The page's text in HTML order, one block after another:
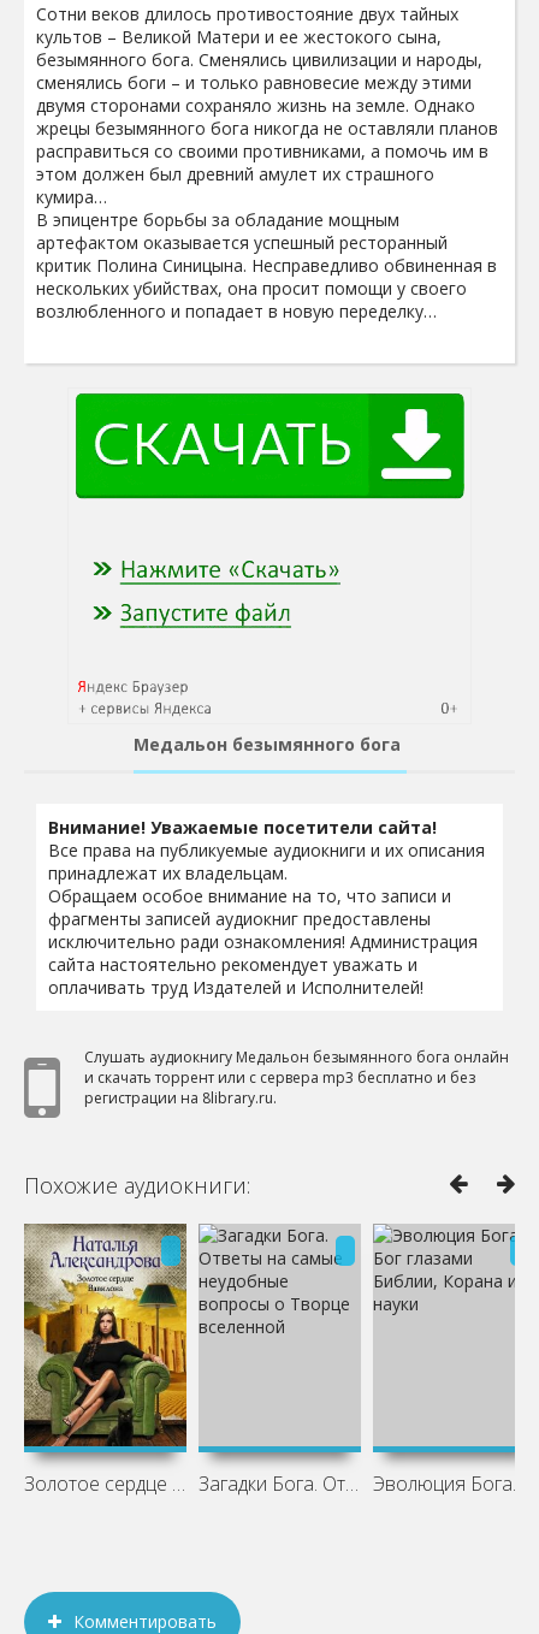
Сотни веков длилось противостояние двух тайных
культов – Великой Матери и ее жестокого сына,
безымянного бога. Сменялись цивилизации и народы,
сменялись боги – и только равновесие между этими
двумя сторонами сохраняло жизнь на земле. Однако
жрецы безымянного бога никогда не оставляли планов
расправиться со своими противниками, а помочь им в
этом должен был древний амулет их страшного
кумира…
В эпицентре борьбы за обладание мощным
артефактом оказывается успешный ресторанный
критик Полина Синицына. Несправедливо обвиненная в
нескольких убийствах, она просит помощи у своего
возлюбленного и попадает в новую переделку…
Медальон безымянного бога
Внимание! Уважаемые посетители сайта!
Все права на публикуемые аудиокниги и их описания
принадлежат их владельцам.
Обращаем особое внимание на то, что записи и
фрагменты записей аудиокниг предоставлены
исключительно ради ознакомления! Администрация
сайта настоятельно рекомендует уважать и
оплачивать труд Издателей и Исполнителей!
Слушать аудиокнигу Медальон безымянного бога онлайн
и скачать торрент или с сервера mp3 бесплатно и без
регистрации на 8library.ru.
Похожие аудиокниги:
Золотое сердце Вавилона Загадки Бога. Ответы на самые неудобные
Комментировать